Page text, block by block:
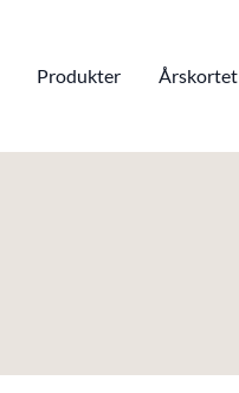
Produkter Årskortet